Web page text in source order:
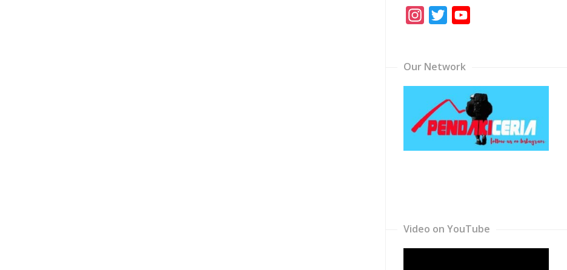
Instagram
Twitter
Our Network
Video on YouTube